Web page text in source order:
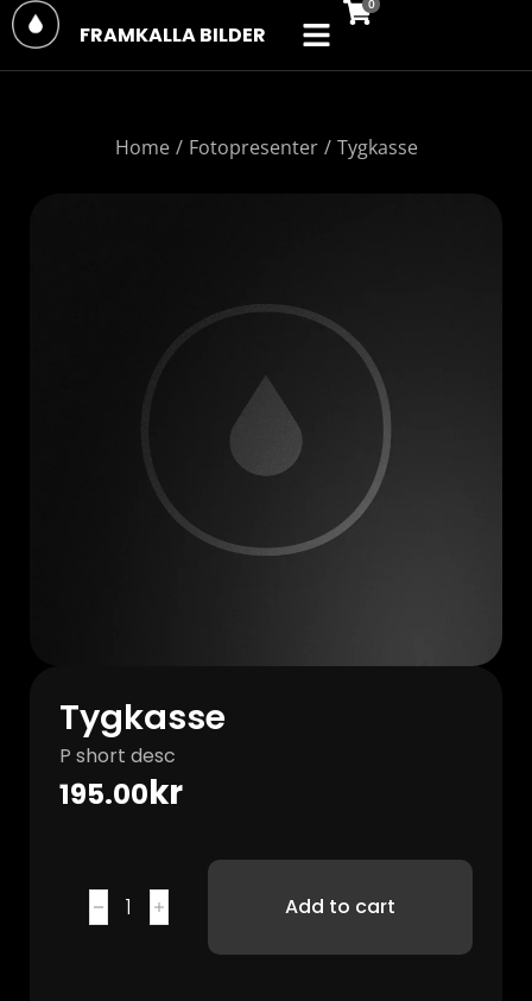
FRAMKALLA BILDER
You are here:
Home Fotopresenter Tygkasse
Tygkasse
P short desc
195.00kr
Add to cart